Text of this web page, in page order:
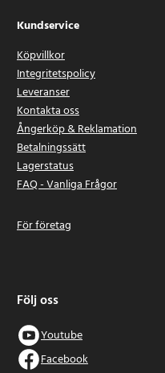
Kundservice
Köpvillkor
Integritetspolicy
Leveranser
Kontakta oss
Ångerköp & Reklamation
Betalningssätt
Lagerstatus
FAQ - Vanliga Frågor
För företag
Följ oss
Youtube
Facebook